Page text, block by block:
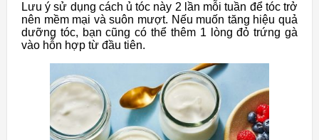
Lưu ý sử dụng cách ủ tóc này 2 lần mỗi tuần để tóc trở
nên mềm mại và suôn mượt. Nếu muốn tăng hiệu quả
dưỡng tóc, bạn cũng có thể thêm 1 lòng đỏ trứng gà
vào hỗn hợp từ đầu tiên.